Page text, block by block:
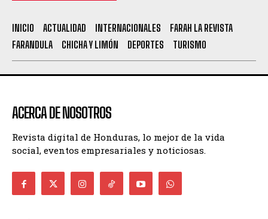
INICIO ACTUALIDAD INTERNACIONALES
FARAH LA REVISTA
FARANDULA
CHICHA Y LIMÓN DEPORTES TURISMO
ACERCA DE NOSOTROS
Revista digital de Honduras, lo mejor de la vida
social, eventos empresariales y noticiosas.